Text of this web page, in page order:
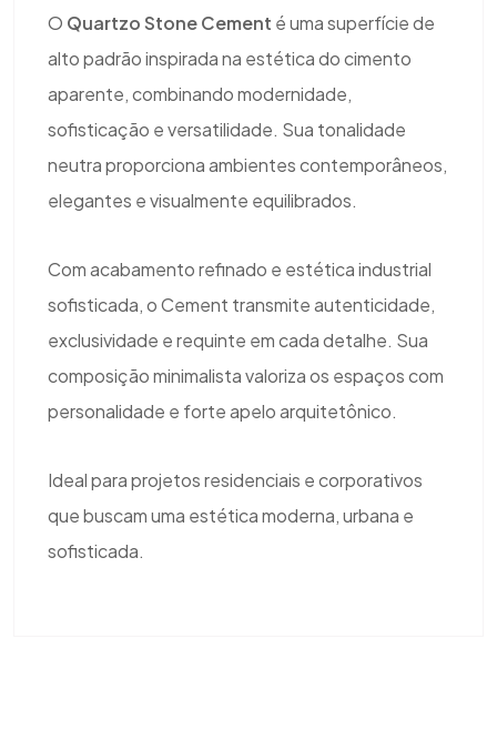
O Quartzo Stone Cement é uma superfície de
alto padrão inspirada na estética do cimento
aparente, combinando modernidade,
sofisticação e versatilidade. Sua tonalidade
neutra proporciona ambientes contemporâneos,
elegantes e visualmente equilibrados.
Com acabamento refinado e estética industrial
sofisticada, o Cement transmite autenticidade,
exclusividade e requinte em cada detalhe. Sua
composição minimalista valoriza os espaços com
personalidade e forte apelo arquitetônico.
Ideal para projetos residenciais e corporativos
que buscam uma estética moderna, urbana e
sofisticada.